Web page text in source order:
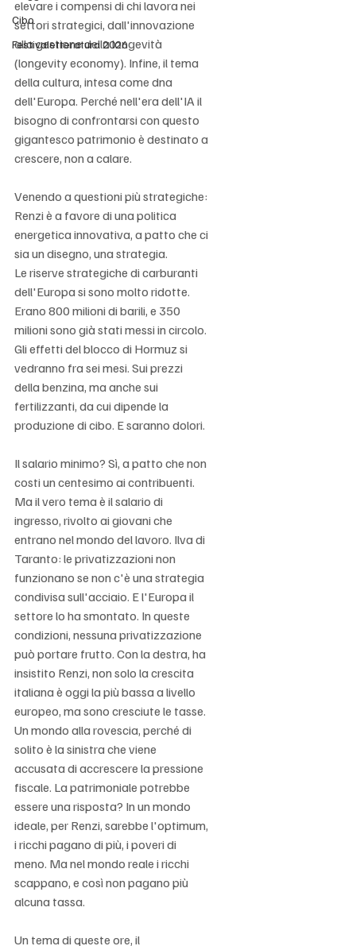
Cibo
Festivaletteratura 2026
elevare i compensi di chi lavora nei
settori strategici, dall'innovazione
alla gestione della longevità
(longevity economy). Infine, il tema
della cultura, intesa come dna
dell'Europa. Perché nell'era dell'IA il
bisogno di confrontarsi con questo
gigantesco patrimonio è destinato a
crescere, non a calare.
Venendo a questioni più strategiche:
Renzi è a favore di una politica
energetica innovativa, a patto che ci
sia un disegno, una strategia.
Le riserve strategiche di carburanti
dell'Europa si sono molto ridotte.
Erano 800 milioni di barili, e 350
milioni sono già stati messi in circolo.
Gli effetti del blocco di Hormuz si
vedranno fra sei mesi. Sui prezzi
della benzina, ma anche sui
fertilizzanti, da cui dipende la
produzione di cibo. E saranno dolori.
Il salario minimo? Sì, a patto che non
costi un centesimo ai contribuenti.
Ma il vero tema è il salario di
ingresso, rivolto ai giovani che
entrano nel mondo del lavoro. Ilva di
Taranto: le privatizzazioni non
funzionano se non c'è una strategia
condivisa sull'acciaio. E l'Europa il
settore lo ha smontato. In queste
condizioni, nessuna privatizzazione
può portare frutto. Con la destra, ha
insistito Renzi, non solo la crescita
italiana è oggi la più bassa a livello
europeo, ma sono cresciute le tasse.
Un mondo alla rovescia, perché di
solito è la sinistra che viene
accusata di accrescere la pressione
fiscale. La patrimoniale potrebbe
essere una risposta? In un mondo
ideale, per Renzi, sarebbe l'optimum,
i ricchi pagano di più, i poveri di
meno. Ma nel mondo reale i ricchi
scappano, e così non pagano più
alcuna tassa.
Un tema di queste ore, il